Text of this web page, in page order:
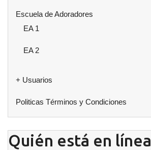
Escuela de Adoradores
EA 1
EA 2
+ Usuarios
Politicas Términos y Condiciones
Quién está en línea